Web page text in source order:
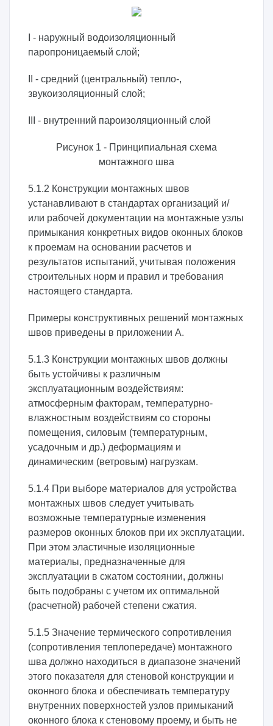
I - наружный водоизоляционный
паропроницаемый слой;
II - средний (центральный) тепло-,
звукоизоляционный слой;
III - внутренний пароизоляционный слой
Рисунок 1 - Принципиальная схема
монтажного шва
5.1.2 Конструкции монтажных швов
устанавливают в стандартах организаций и/
или рабочей документации на монтажные узлы
примыкания конкретных видов оконных блоков
к проемам на основании расчетов и
результатов испытаний, учитывая положения
строительных норм и правил и требования
настоящего стандарта.
Примеры конструктивных решений монтажных
швов приведены в приложении А.
5.1.3 Конструкции монтажных швов должны
быть устойчивы к различным
эксплуатационным воздействиям:
атмосферным факторам, температурно-
влажностным воздействиям со стороны
помещения, силовым (температурным,
усадочным и др.) деформациям и
динамическим (ветровым) нагрузкам.
5.1.4 При выборе материалов для устройства
монтажных швов следует учитывать
возможные температурные изменения
размеров оконных блоков при их эксплуатации.
При этом эластичные изоляционные
материалы, предназначенные для
эксплуатации в сжатом состоянии, должны
быть подобраны с учетом их оптимальной
(расчетной) рабочей степени сжатия.
5.1.5 Значение термического сопротивления
(сопротивления теплопередаче) монтажного
шва должно находиться в диапазоне значений
этого показателя для стеновой конструкции и
оконного блока и обеспечивать температуру
внутренних поверхностей узлов примыканий
оконного блока к стеновому проему, и быть не